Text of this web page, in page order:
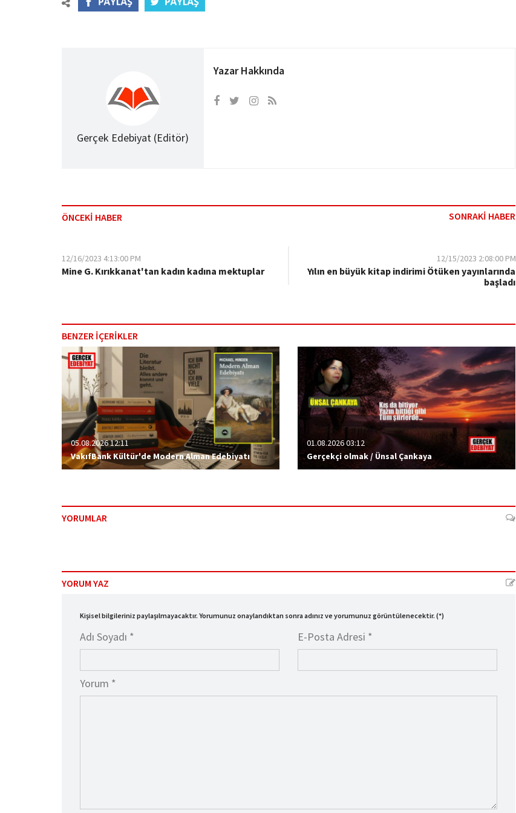
Gerçek Edebiyat (Editör)
Yazar Hakkında
ÖNCEKİ HABER SONRAKİ HABER
12/16/2023 4:13:00 PM
Mine G. Kırıkkanat'tan kadın kadına mektuplar
12/15/2023 2:08:00 PM
Yılın en büyük kitap indirimi Ötüken yayınlarında
başladı
BENZER İÇERİKLER
05.08.2026 12:11
VakıfBank Kültür'de Modern Alman Edebiyatı
01.08.2026 03:12
Gerçekçi olmak / Ünsal Çankaya
YORUMLAR
YORUM YAZ
Kişisel bilgileriniz paylaşılmayacaktır. Yorumunuz onaylandıktan sonra adınız ve yorumunuz görüntülenecektir. (*)
Adı Soyadı * E-Posta Adresi *
Yorum *